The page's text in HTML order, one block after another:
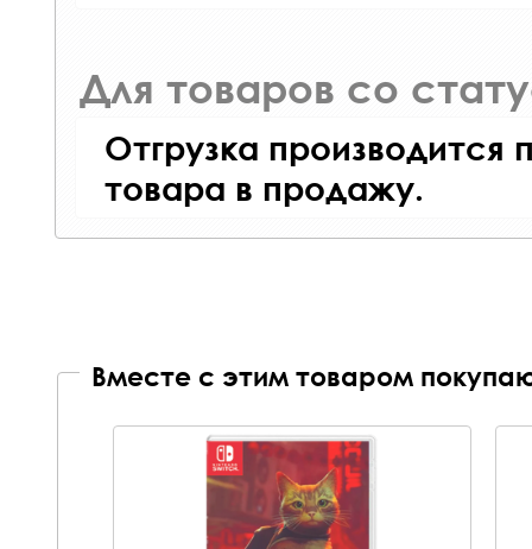
Для товаров со
Отгрузка производится
товара в продажу.
Вместе с этим товаром